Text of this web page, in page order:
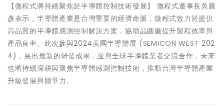
【微程式將持續聚焦於半導體控制技術發展】 微程式董事長吳騰
彥表示，半導體產業是台灣重要的經濟命脈，微程式致力於提供
高品質的半導體感測控制解決方案，協助晶圓廠提升製程效率與
產品良率。此次參與2024美國半導體展 (SEMICON WEST 202
4)，展出最新的研發成果，並與全球半導體業者交流合作，未來
也將持續深耕與聚焦半導體感測控制技術，推動台灣半導體產業
升級發展與競爭力。